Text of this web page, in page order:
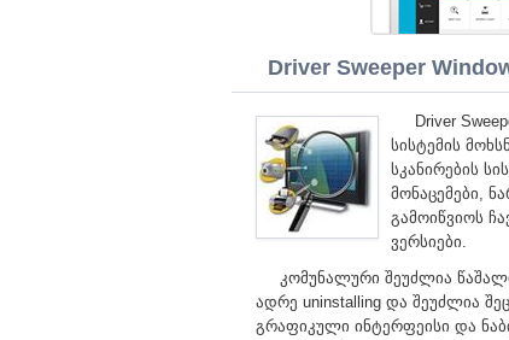
Driver Sweeper
Driver
სისტემის
სკანირების
მონაცემები,
გამოიწვიოს
ვერსიები.
კომუნალური შეუძლია
ადრე uninstalling და შეუძლია
გრაფიკული ინტერფეისი და